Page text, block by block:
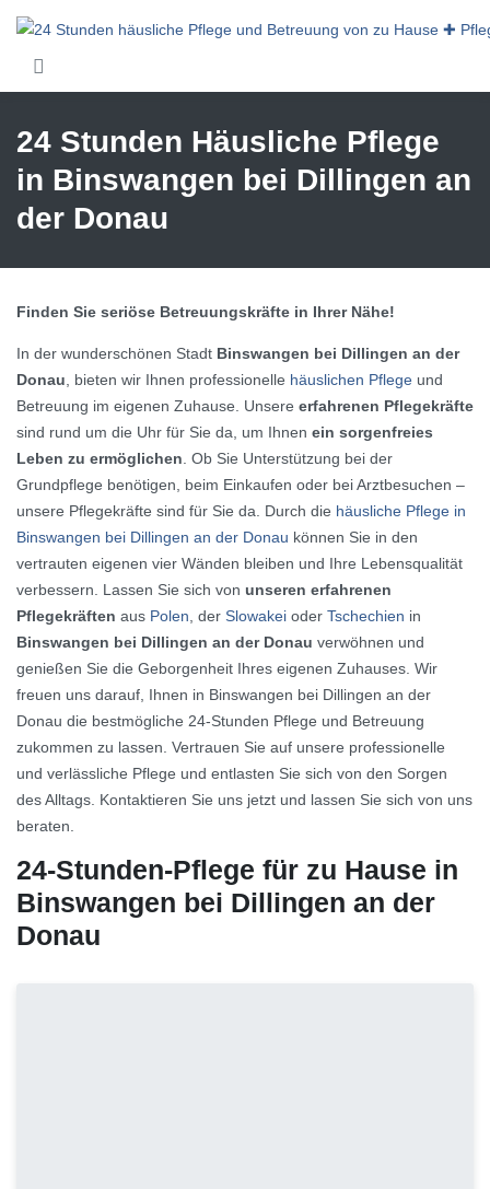
24 Stunden Häusliche Pflege
in Binswangen bei Dillingen an
der Donau
Finden Sie seriöse Betreuungskräfte in Ihrer Nähe!
In der wunderschönen Stadt Binswangen bei Dillingen an der
Donau, bieten wir Ihnen professionelle häuslichen Pflege und
Betreuung im eigenen Zuhause. Unsere erfahrenen Pflegekräfte
sind rund um die Uhr für Sie da, um Ihnen ein sorgenfreies
Leben zu ermöglichen. Ob Sie Unterstützung bei der
Grundpflege benötigen, beim Einkaufen oder bei Arztbesuchen –
unsere Pflegekräfte sind für Sie da. Durch die häusliche Pflege in
Binswangen bei Dillingen an der Donau können Sie in den
vertrauten eigenen vier Wänden bleiben und Ihre Lebensqualität
verbessern. Lassen Sie sich von unseren erfahrenen
Pflegekräften aus Polen, der Slowakei oder Tschechien in
Binswangen bei Dillingen an der Donau verwöhnen und
genießen Sie die Geborgenheit Ihres eigenen Zuhauses. Wir
freuen uns darauf, Ihnen in Binswangen bei Dillingen an der
Donau die bestmögliche 24-Stunden Pflege und Betreuung
zukommen zu lassen. Vertrauen Sie auf unsere professionelle
und verlässliche Pflege und entlasten Sie sich von den Sorgen
des Alltags. Kontaktieren Sie uns jetzt und lassen Sie sich von uns
beraten.
24-Stunden-Pflege für zu Hause in
Binswangen bei Dillingen an der
Donau